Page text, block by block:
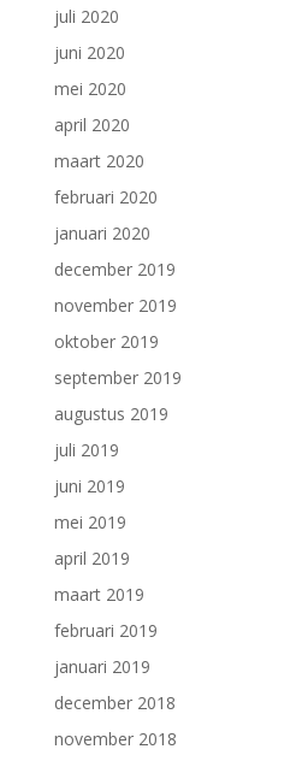
juli 2020
juni 2020
mei 2020
april 2020
maart 2020
februari 2020
januari 2020
december 2019
november 2019
oktober 2019
september 2019
augustus 2019
juli 2019
juni 2019
mei 2019
april 2019
maart 2019
februari 2019
januari 2019
december 2018
november 2018